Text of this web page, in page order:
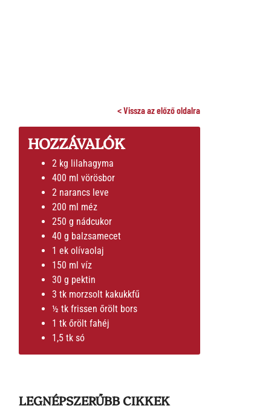
< Vissza az előző oldalra
HOZZÁVALÓK
2 kg lilahagyma
400 ml vörösbor
2 narancs leve
200 ml méz
250 g nádcukor
40 g balzsamecet
1 ek olívaolaj
150 ml víz
30 g pektin
3 tk morzsolt kakukkfű
½ tk frissen őrölt bors
1 tk őrölt fahéj
1,5 tk só
LEGNÉPSZERŰBB CIKKEK